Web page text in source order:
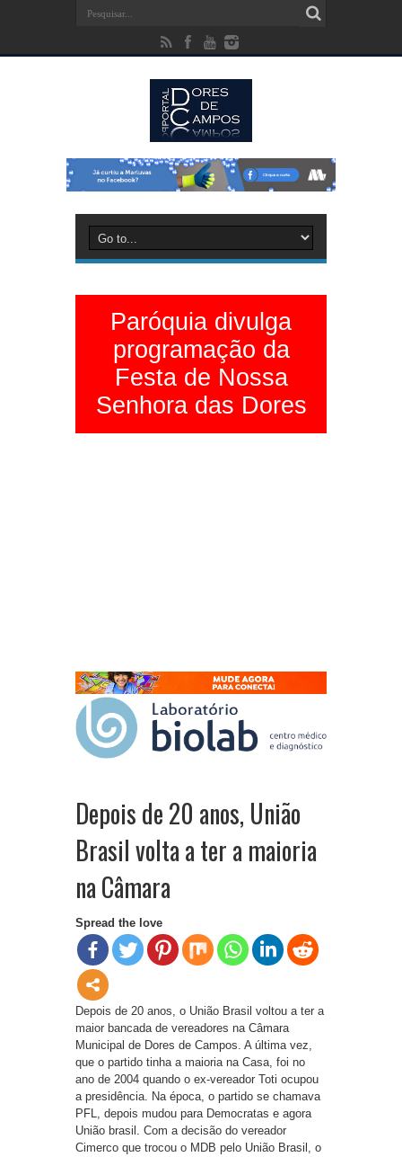
Paróquia divulga
programação da
Festa de Nossa
Senhora das Dores
Depois de 20 anos, União
Brasil volta a ter a maioria
na Câmara
Spread the love
Depois de 20 anos, o União Brasil voltou a ter a
maior bancada de vereadores na Câmara
Municipal de Dores de Campos. A última vez,
que o partido tinha a maioria na Casa, foi no
ano de 2004 quando o ex-vereador Toti ocupou
a presidência. Na época, o partido se chamava
PFL, depois mudou para Democratas e agora
União brasil. Com a decisão do vereador
Cimerco que trocou o MDB pelo União Brasil, o